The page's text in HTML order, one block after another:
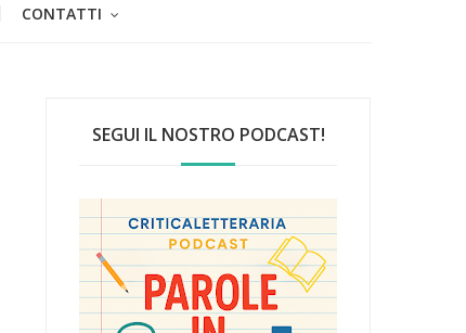
CONTATTI
SEGUI IL NOSTRO PODCAST!